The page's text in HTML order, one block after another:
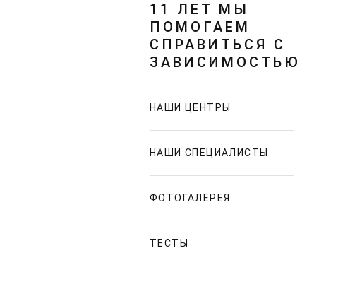
11 ЛЕТ МЫ
ПОМОГАЕМ
СПРАВИТЬСЯ С
ЗАВИСИМОСТЬЮ
НАШИ ЦЕНТРЫ
НАШИ СПЕЦИАЛИСТЫ
ФОТОГАЛЕРЕЯ
ТЕСТЫ